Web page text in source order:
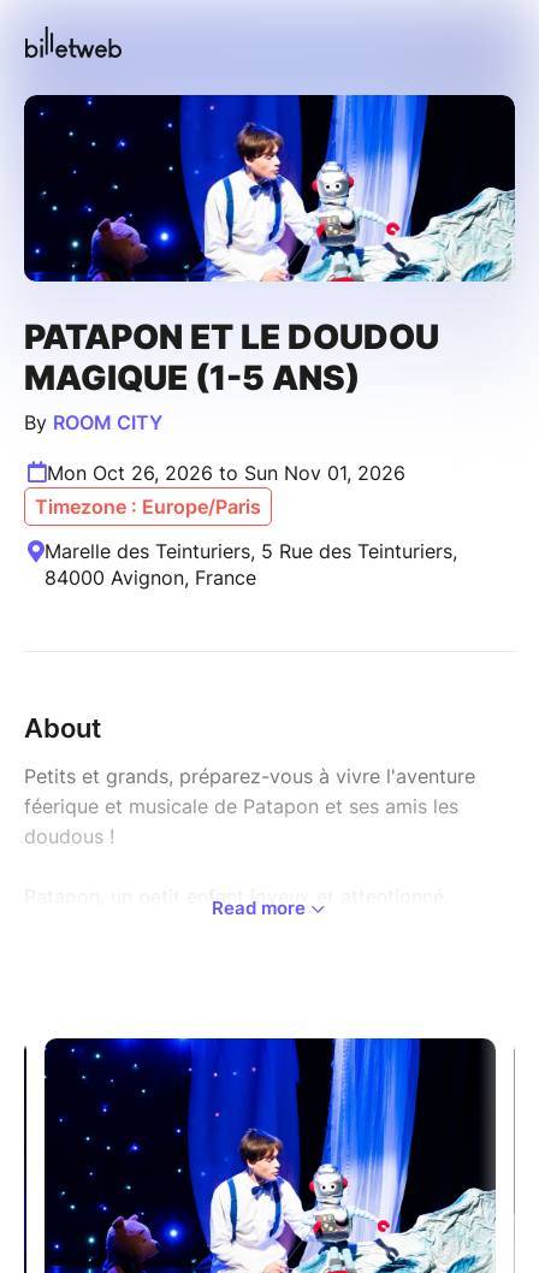
PATAPON ET LE DOUDOU
MAGIQUE (1-5 ANS)
By ROOM CITY
Mon Oct 26, 2026 to Sun Nov 01, 2026
Timezone : Europe/Paris
Marelle des Teinturiers, 5 Rue des Teinturiers,
84000 Avignon, France
About
Petits et grands, préparez-vous à vivre l'aventure
féerique et musicale de Patapon et ses amis les
doudous !
Patapon, un petit enfant joyeux et attentionné,
le lapin blanc "Radis", Potiron et Potibleu, le
perroquet farceur "Pépito", puis enfin, son meilleur
ami Nounours, son fidèle doudou qui l'accompagne
dans chacun de ses rêves. Mais aujourd'hui, Patapon
et ses amis rencontrent un doudou qu'ils n'avaient
jamais vu, un doudou magique venu de loin, très
loin... au-delà des étoiles !
Read more